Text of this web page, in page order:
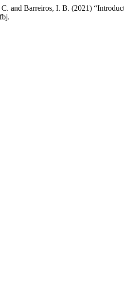
and Barreiros, I. B. (2021)